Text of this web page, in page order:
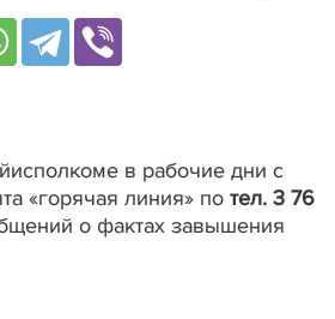
в рабочие дни с
«горячая линия» по тел. 3 76
о фактах завышения